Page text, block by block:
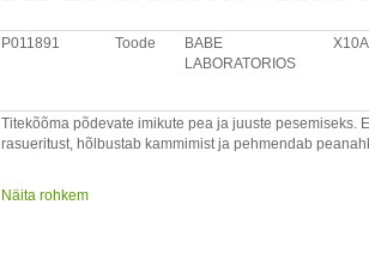
P011891 Toode
BABE
LABORATORIOS
Titekõõma põdevate imikute pea ja juuste
rasueritust, hõlbustab kammimist ja pehmendab
hoolikalt.
Näita rohkem